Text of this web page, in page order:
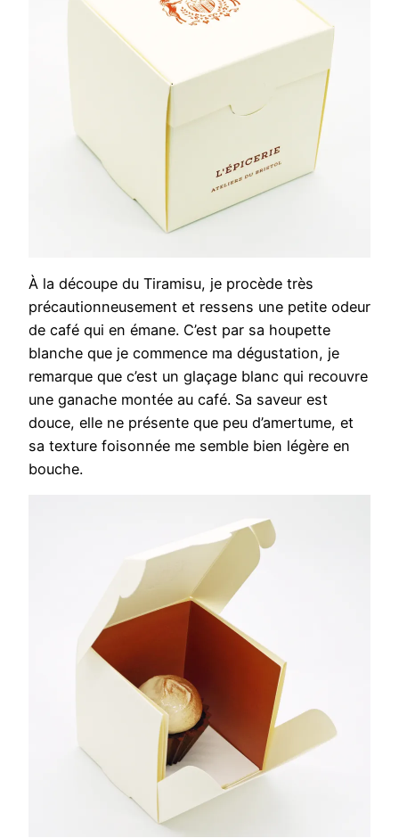
À la découpe du Tiramisu, je procède très
précautionneusement et ressens une petite odeur
de café qui en émane. C’est par sa houpette
blanche que je commence ma dégustation, je
remarque que c’est un glaçage blanc qui recouvre
une ganache montée au café. Sa saveur est
douce, elle ne présente que peu d’amertume, et
sa texture foisonnée me semble bien légère en
bouche.